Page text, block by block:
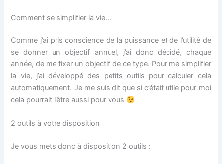
Comment se simplifier la vie…
Comme j’ai pris conscience de la puissance et de l’utilité de
se donner un objectif annuel, j’ai donc décidé, chaque
année, de me fixer un objectif de ce type. Pour me simplifier
la vie, j’ai développé des petits outils pour calculer cela
automatiquement. Je me suis dit que si c’était utile pour moi
cela pourrait l’être aussi pour vous
2 outils à votre disposition
Je vous mets donc à disposition 2 outils :